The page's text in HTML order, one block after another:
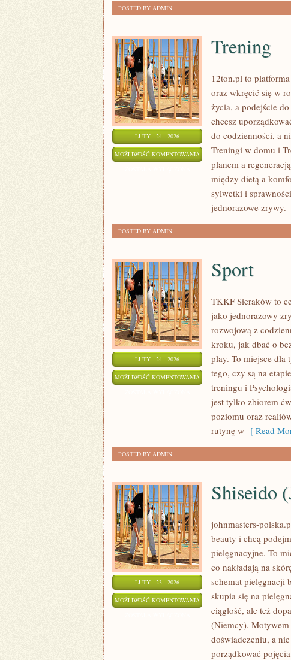
POSTED BY ADMIN
LUTY - 24 - 2026
MOŻLIWOŚĆ KOMENTOWANIA TRENING
Trening
12ton.pl to
oraz wkręcić się w
życia, a podejście
chcesz
do codzienności, a
Treningi w domu i
planem a
między dietą a
sylwetki i
jednorazowe zrywy.
POSTED BY ADMIN
LUTY - 24 - 2026
MOŻLIWOŚĆ KOMENTOWANIA SPORT
Sport
TKKF Sieraków to
jako jednorazowy
rozwojową z
kroku, jak dbać o
play. To miejsce dla
tego, czy są na
treningu i
jest tylko zbiorem
poziomu oraz
rutynę w [ Read
POSTED BY ADMIN
LUTY - 23 - 2026
MOŻLIWOŚĆ KOMENTOWANIA SHISEIDO
(JAPONIA)
Shiseido
johnmasters-
beauty i chcą
pielęgnacyjne. To
co nakładają na
schemat pielęgnacji
skupia się na
ciągłość, ale też
(Niemcy). Motywem
doświadczeniu, a
porządkować